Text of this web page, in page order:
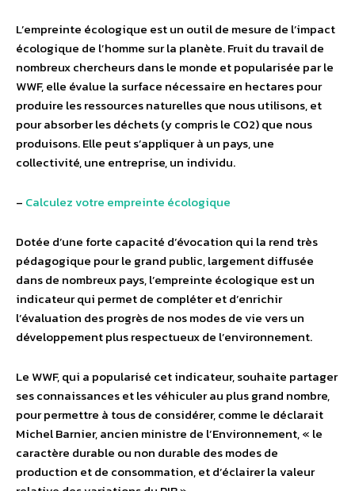
L’empreinte écologique est un outil de mesure de l’impact
écologique de l’homme sur la planète. Fruit du travail de
nombreux chercheurs dans le monde et popularisée par le
WWF, elle évalue la surface nécessaire en hectares pour
produire les ressources naturelles que nous utilisons, et
pour absorber les déchets (y compris le CO2) que nous
produisons. Elle peut s’appliquer à un pays, une
collectivité, une entreprise, un individu.
– Calculez votre empreinte écologique
Dotée d’une forte capacité d’évocation qui la rend très
pédagogique pour le grand public, largement diffusée
dans de nombreux pays, l’empreinte écologique est un
indicateur qui permet de compléter et d’enrichir
l’évaluation des progrès de nos modes de vie vers un
développement plus respectueux de l’environnement.
Le WWF, qui a popularisé cet indicateur, souhaite partager
ses connaissances et les véhiculer au plus grand nombre,
pour permettre à tous de considérer, comme le déclarait
Michel Barnier, ancien ministre de l’Environnement, « le
caractère durable ou non durable des modes de
production et de consommation, et d’éclairer la valeur